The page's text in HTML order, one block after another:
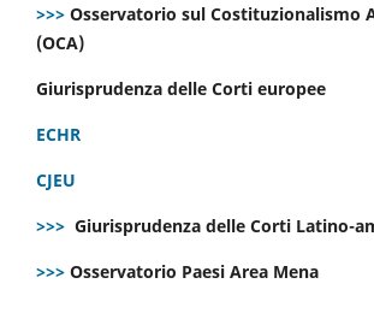
>>> Osservatorio sul Costituzionalismo
(OCA)
Giurisprudenza delle Corti europee
ECHR
CJEU
>>> Giurisprudenza delle Corti Latino-
>>> Osservatorio Paesi Area Mena